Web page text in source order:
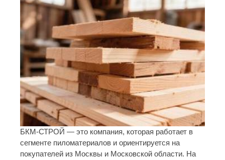
БКМ-СТРОЙ — это компания, которая работает в
сегменте пиломатериалов и ориентируется на
покупателей из Москвы и Московской области. На